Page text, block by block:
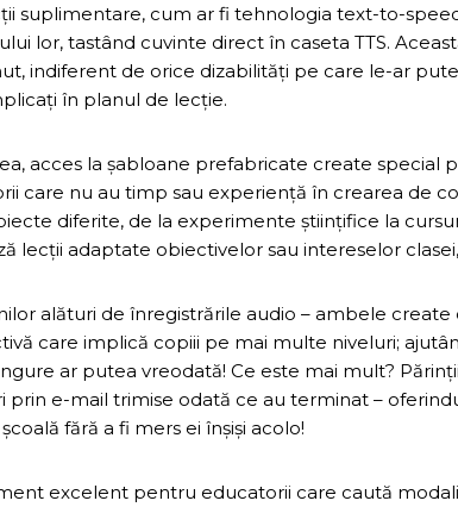
suplimentare, cum ar fi tehnologia text-to-
lor, tastând cuvinte direct în caseta TTS.
indiferent de orice dizabilități pe care le-ar
în planul de lecție.
acces la șabloane prefabricate create special
care nu au timp sau experiență în crearea de
diferite, de la experimente științifice la
lecții adaptate obiectivelor sau intereselor
alături de înregistrările audio – ambele create
care implică copiii pe mai multe niveluri;
ar putea vreodată! Ce este mai mult?
e-mail trimise odată ce au terminat –
fără a fi mers ei înșiși acolo!
excelent pentru educatorii care caută